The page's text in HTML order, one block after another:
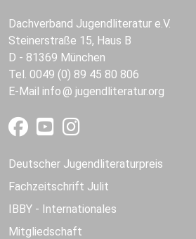
Dachverband Jugendliteratur e.V.
Steinerstraße 15, Haus B
D - 81369 München
Tel. 0049 (0) 89 45 80 806
E-Mail info jugendliteratur.org
Deutscher Jugendliteraturpreis
Fachzeitschrift Julit
IBBY - Internationales
Mitgliedschaft